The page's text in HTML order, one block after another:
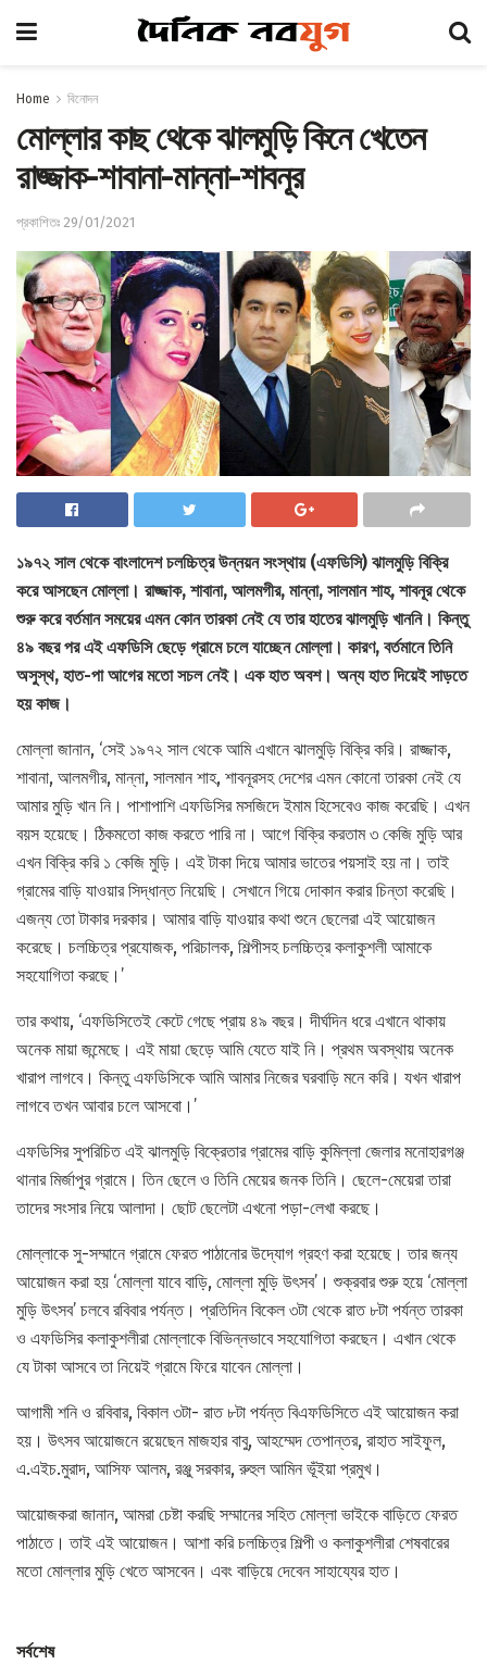
Home বিনোদন
মোল্লার কাছ থেকে ঝালমুড়ি কিনে খেতেন
রাজ্জাক-শাবানা-মান্না-শাবনূর
প্রকাশিতঃ 29/01/2021
১৯৭২ সাল থেকে বাংলাদেশ চলচ্চিত্র উন্নয়ন সংস্থায় (এফডিসি) ঝালমুড়ি বিক্রি
করে আসছেন মোল্লা। রাজ্জাক, শাবানা, আলমগীর, মান্না, সালমান শাহ, শাবনূর থেকে
শুরু করে বর্তমান সময়ের এমন কোন তারকা নেই যে তার হাতের ঝালমুড়ি খাননি। কিন্তু
৪৯ বছর পর এই এফডিসি ছেড়ে গ্রামে চলে যাচ্ছেন মোল্লা। কারণ, বর্তমানে তিনি
অসুস্থ, হাত-পা আগের মতো সচল নেই। এক হাত অবশ। অন্য হাত দিয়েই সাড়তে
হয় কাজ।
মোল্লা জানান, ‘সেই ১৯৭২ সাল থেকে আমি এখানে ঝালমুড়ি বিক্রি করি। রাজ্জাক,
শাবানা, আলমগীর, মান্না, সালমান শাহ, শাবনূরসহ দেশের এমন কোনো তারকা নেই যে
আমার মুড়ি খান নি। পাশাপাশি এফডিসির মসজিদে ইমাম হিসেবেও কাজ করেছি। এখন
বয়স হয়েছে। ঠিকমতো কাজ করতে পারি না। আগে বিক্রি করতাম ৩ কেজি মুড়ি আর
এখন বিক্রি করি ১ কেজি মুড়ি। এই টাকা দিয়ে আমার ভাতের পয়সাই হয় না। তাই
গ্রামের বাড়ি যাওয়ার সিদ্ধান্ত নিয়েছি। সেখানে গিয়ে দোকান করার চিন্তা করেছি।
এজন্য তো টাকার দরকার। আমার বাড়ি যাওয়ার কথা শুনে ছেলেরা এই আয়োজন
করেছে। চলচ্চিত্র প্রযোজক, পরিচালক, শিল্পীসহ চলচ্চিত্র কলাকুশলী আমাকে
সহযোগিতা করছে।’
তার কথায়, ‘এফডিসিতেই কেটে গেছে প্রায় ৪৯ বছর। দীর্ঘদিন ধরে এখানে থাকায়
অনেক মায়া জন্মেছে। এই মায়া ছেড়ে আমি যেতে যাই নি। প্রথম অবস্থায় অনেক
খারাপ লাগবে। কিন্তু এফডিসিকে আমি আমার নিজের ঘরবাড়ি মনে করি। যখন খারাপ
লাগবে তখন আবার চলে আসবো।’
এফডিসির সুপরিচিত এই ঝালমুড়ি বিক্রেতার গ্রামের বাড়ি কুমিল্লা জেলার মনোহারগঞ্জ
থানার মির্জাপুর গ্রামে। তিন ছেলে ও তিনি মেয়ের জনক তিনি। ছেলে-মেয়েরা তারা
তাদের সংসার নিয়ে আলাদা। ছোট ছেলেটা এখনো পড়া-লেখা করছে।
মোল্লাকে সু-সম্মানে গ্রামে ফেরত পাঠানোর উদ্যোগ গ্রহণ করা হয়েছে। তার জন্য
আয়োজন করা হয় ‘মোল্লা যাবে বাড়ি, মোল্লা মুড়ি উৎসব’। শুক্রবার শুরু হয়ে ‘মোল্লা
মুড়ি উৎসব’ চলবে রবিবার পর্যন্ত। প্রতিদিন বিকেল ৩টা থেকে রাত ৮টা পর্যন্ত তারকা
ও এফডিসির কলাকুশলীরা মোল্লাকে বিভিন্নভাবে সহযোগিতা করছেন। এখান থেকে
যে টাকা আসবে তা নিয়েই গ্রামে ফিরে যাবেন মোল্লা।
আগামী শনি ও রবিবার, বিকাল ৩টা- রাত ৮টা পর্যন্ত বিএফডিসিতে এই আয়োজন করা
হয়। উৎসব আয়োজনে রয়েছেন মাজহার বাবু, আহম্মেদ তেপান্তর, রাহাত সাইফুল,
এ.এইচ.মুরাদ, আসিফ আলম, রঞ্জু সরকার, রুহুল আমিন ভূঁইয়া প্রমুখ।
আয়োজকরা জানান, আমরা চেষ্টা করছি সম্মানের সহিত মোল্লা ভাইকে বাড়িতে ফেরত
পাঠাতে। তাই এই আয়োজন। আশা করি চলচ্চিত্র শিল্পী ও কলাকুশলীরা শেষবারের
মতো মোল্লার মুড়ি খেতে আসবেন। এবং বাড়িয়ে দেবেন সাহায্যের হাত।
সর্বশেষ